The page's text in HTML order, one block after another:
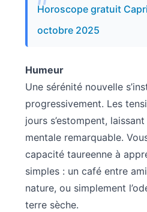
Horoscope gratuit
octobre 2025
Humeur
Une sérénité nouvelle
progressivement. Les
jours s’estompent,
mentale remarquable.
capacité taureenne à
simples : un café entre
nature, ou simplement
terre sèche.